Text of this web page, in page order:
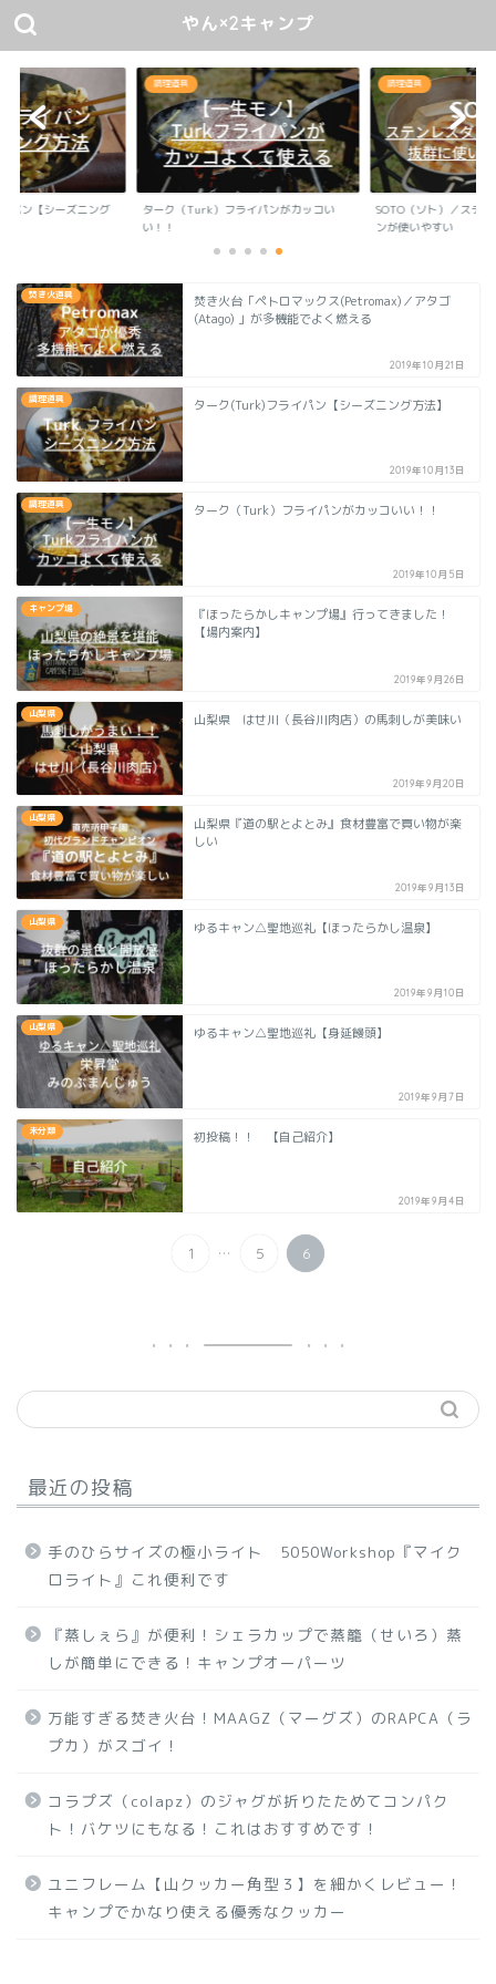
やん×2キャンプ
パン【シーズニング
調理道具
ターク（Turk）フライパンがカッコい
い！！
調理道具
SOTO（ソト）／ステ
ンが使いやすい
焚き火道具
焚き火台「ペトロマックス(Petromax)／アタゴ
(Atago) 」が多機能でよく燃える
2019年10月21日
調理道具 ターク(Turk)フライパン【シーズニング方法】
2019年10月13日
調理道具 ターク（Turk）フライパンがカッコいい！！
2019年10月5日
キャンプ場
『ほったらかしキャンプ場』行ってきました！
【場内案内】
2019年9月26日
山梨県 山梨県 はせ川（長谷川肉店）の馬刺しが美味い
2019年9月20日
山梨県
山梨県『道の駅とよとみ』食材豊富で買い物が楽
しい
2019年9月13日
山梨県 ゆるキャン△聖地巡礼【ほったらかし温泉】
2019年9月10日
山梨県 ゆるキャン△聖地巡礼【身延饅頭】
2019年9月7日
未分類 初投稿！！ 【自己紹介】
2019年9月4日
1 ... 5 6
最近の投稿
手のひらサイズの極小ライト 5050Workshop『マイク
ロライト』これ便利です
『蒸しぇら』が便利！シェラカップで蒸籠（せいろ）蒸
しが簡単にできる！キャンプオーパーツ
万能すぎる焚き火台！MAAGZ（マーグズ）のRAPCA（ラ
プカ）がスゴイ！
コラプズ（colapz）のジャグが折りたためてコンパク
ト！バケツにもなる！これはおすすめです！
ユニフレーム【山クッカー角型３】を細かくレビュー！
キャンプでかなり使える優秀なクッカー